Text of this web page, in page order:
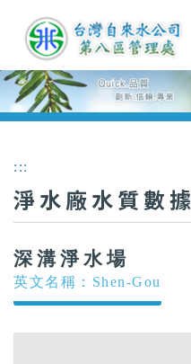
:::
淨水廠水質數據
深溝淨水場
英文名稱：Shen-Gou